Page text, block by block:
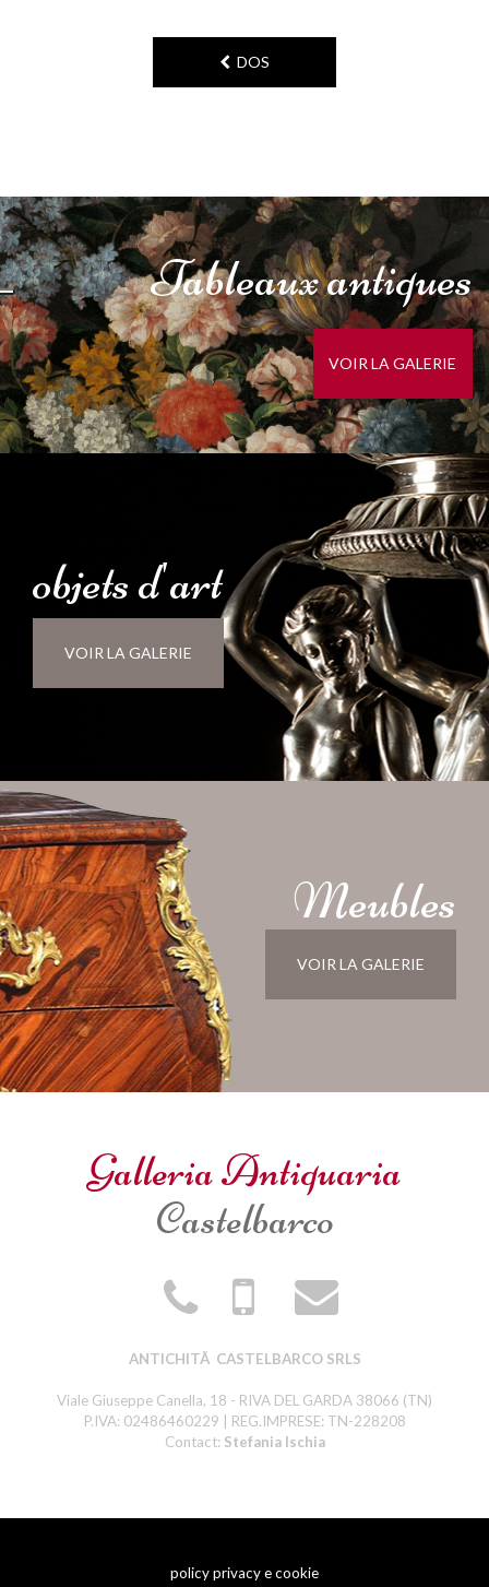
DOS
Tableauxantiques
VOIR LA GALERIE
objetsd'art
VOIR LA GALERIE
Meubles
VOIR LA GALERIE
Galleria Antiquaria
Castelbarco
ANTICHITÃ CASTELBARCO SRLS
Viale Giuseppe Canella, 18 - RIVA DEL GARDA 38066 (TN)
P.IVA: 02486460229 | REG.IMPRESE: TN-228208
Contact: Stefania Ischia
policy privacy e cookie